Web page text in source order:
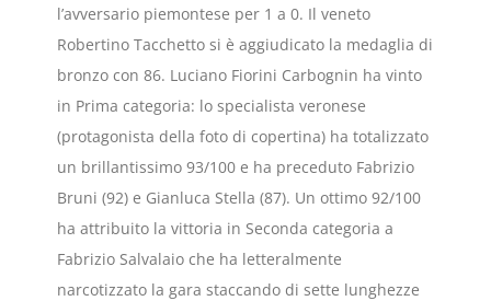
l’avversario piemontese per 1 a 0. Il veneto
Robertino Tacchetto si è aggiudicato la medaglia di
bronzo con 86. Luciano Fiorini Carbognin ha vinto
in Prima categoria: lo specialista veronese
(protagonista della foto di copertina) ha totalizzato
un brillantissimo 93/100 e ha preceduto Fabrizio
Bruni (92) e Gianluca Stella (87). Un ottimo 92/100
ha attribuito la vittoria in Seconda categoria a
Fabrizio Salvalaio che ha letteralmente
narcotizzato la gara staccando di sette lunghezze